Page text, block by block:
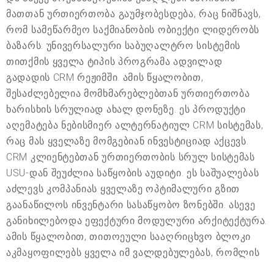
მათთან ურთიერთობა გაუმჯობესდება, რაც ნიშნავს,
რომ სამეწარმეო საქმიანობის ობიექტი ლიდერობს
ბაზარს. უნივერსალური საბუღალტრო სისტემის
თითქმის ყველა ტიპის პროგრამა ადვილად
გადადის CRM რეჟიმში. ამის წყალობით,
შესაძლებელია მომხმარებლებთან ურთიერთობა
ხარისხის სრულიად ახალ დონეზე. ეს პროდუქტი
აღემატება ნებისმიერ ალტერნატიულ CRM სისტემას,
რაც მას ყველაზე მომგებიან ინვესტიციად აქცევს.
CRM კლიენტებთან ურთიერთობის სრულ სისტემას
USU-დან შეუძლია საწყობის აუდიტი. ეს საშუალებას
აძლევს კომპანიას ყველაზე ოპტიმალური გზით
გაანაწილოს ინვენტარი სასაწყობო ზონებში. ასევე
განიხილებოდა ეფექტური მოდულური არქიტექტურა.
ამის წყალობით, თითოეული სააღრიცხვო ბლოკი
აკმაყოფილებს ყველა იმ ვალდებულებას, რომლის